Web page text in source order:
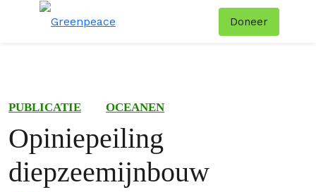
Doneer
PUBLICATIE OCEANEN
Opiniepeiling
diepzeemijnbouw